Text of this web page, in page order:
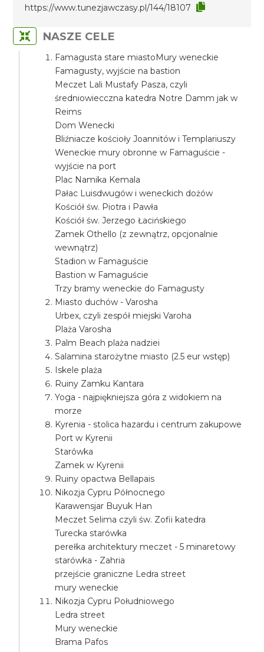
https://www.tunezjawczasy.pl/144/18107
NASZE CELE
Famagusta stare miastoMury weneckie
Famagusty, wyjście na bastion
Meczet Lali Mustafy Pasza, czyli
średniowiecczna katedra Notre Damm jak w
Reims
Dom Wenecki
Bliźniacze kościoły Joannitów i Templariuszy
Weneckie mury obronne w Famaguście -
wyjście na port
Plac Namika Kemala
Pałac Luisdwugów i weneckich dożów
Kościół św. Piotra i Pawła
Kościół św. Jerzego Łacińskiego
Zamek Othello (z zewnątrz, opcjonalnie
wewnątrz)
Stadion w Famaguście
Bastion w Famaguście
Trzy bramy weneckie do Famagusty
Miasto duchów - Varosha
Urbex, czyli zespół miejski Varoha
Plaża Varosha
Palm Beach plaża nadziei
Salamina starożytne miasto (2.5 eur wstęp)
Iskele plaża
Ruiny Zamku Kantara
Yoga - najpiękniejsza góra z widokiem na
morze
Kyrenia - stolica hazardu i centrum zakupowe
Port w Kyrenii
Starówka
Zamek w Kyrenii
Ruiny opactwa Bellapais
Nikozja Cypru Północnego
Karawensjar Buyuk Han
Meczet Selima czyli św. Zofii katedra
Turecka starówka
perełka architektury meczet - 5 minaretowy
starówka - Zahria
przejście graniczne Ledra street
mury weneckie
Nikozja Cypru Południowego
Ledra street
Mury weneckie
Brama Pafos